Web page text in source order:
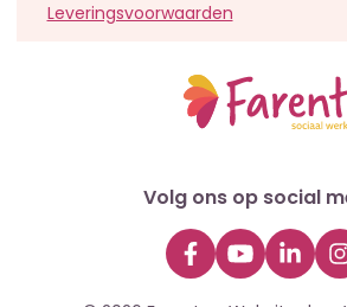
Leveringsvoorwaarden
Volg ons op social